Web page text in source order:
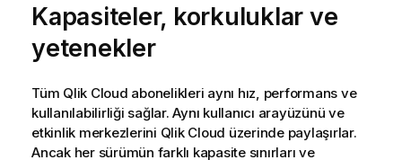
Kapasiteler, korkuluklar ve
yetenekler
Tüm Qlik Cloud abonelikleri aynı hız, performans ve
kullanılabilirliği sağlar. Aynı kullanıcı arayüzünü ve
etkinlik merkezlerini Qlik Cloud üzerinde paylaşırlar.
Ancak her sürümün farklı kapasite sınırları ve